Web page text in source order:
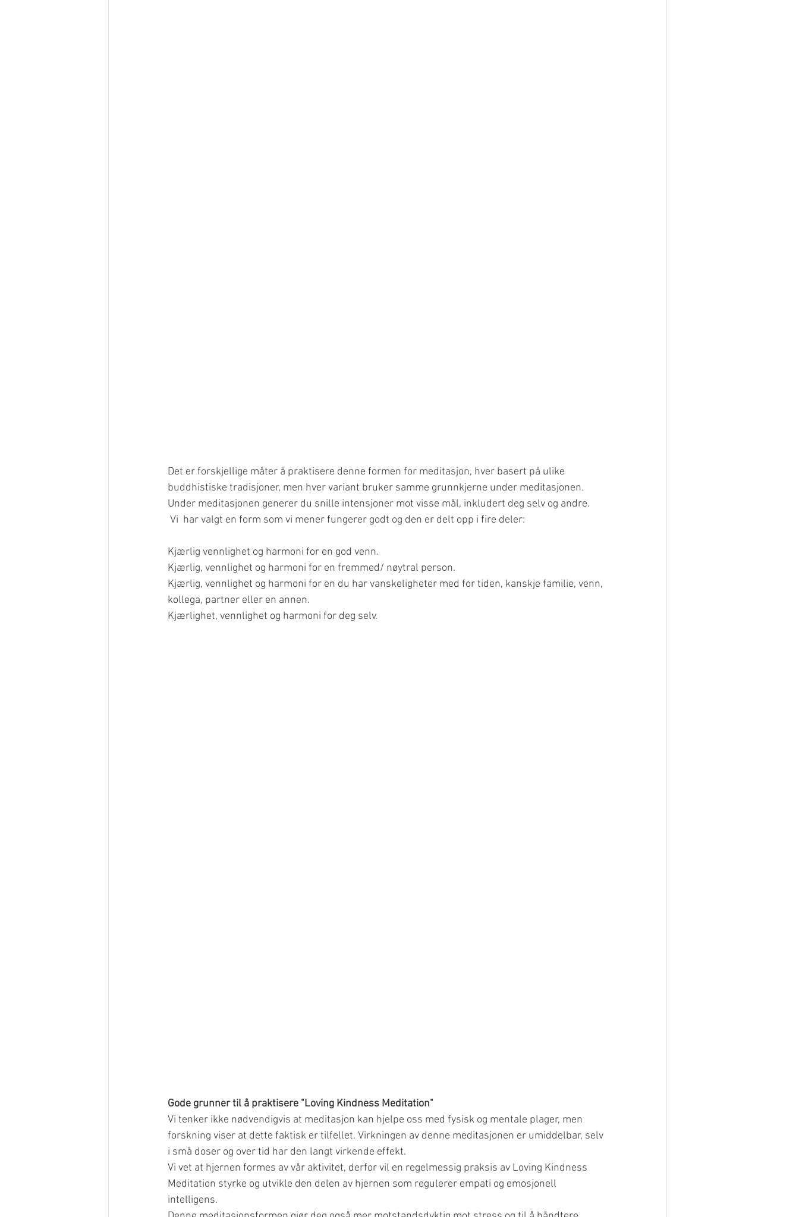
Det er forskjellige måter å praktisere denne formen for meditasjon, hver basert på ulike
buddhistiske tradisjoner, men hver variant bruker samme grunnkjerne under meditasjonen.
Under meditasjonen generer du snille intensjoner mot visse mål, inkludert deg selv og andre.
Vi  har valgt en form som vi mener fungerer godt og den er delt opp i fire deler:
Kjærlig vennlighet og harmoni for en god venn.
Kjærlig, vennlighet og harmoni for en fremmed/ nøytral person.
Kjærlig, vennlighet og harmoni for en du har vanskeligheter med for tiden, kanskje familie, venn,
kollega, partner eller en annen.
Kjærlighet, vennlighet og harmoni for deg selv.
Gode grunner til å praktisere "Loving Kindness Meditation"
Vi tenker ikke nødvendigvis at meditasjon kan hjelpe oss med fysisk og mentale plager, men
forskning viser at dette faktisk er tilfellet. Virkningen av denne meditasjonen er umiddelbar, selv
i små doser og over tid har den langt virkende effekt.
Vi vet at hjernen formes av vår aktivitet, derfor vil en regelmessig praksis av Loving Kindness
Meditation styrke og utvikle den delen av hjernen som regulerer empati og emosjonell
intelligens.